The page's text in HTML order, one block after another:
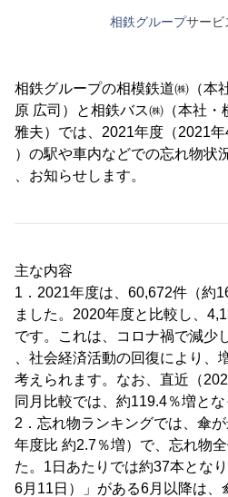
相鉄グループサービ
相鉄グループの相模鉄道㈱（本
原 広司）と相鉄バス㈱（本社
雅夫）では、2021年度（2021
）の駅や車内などでの忘れ物状
、お知らせします。
主な内容
1．2021年度は、60,672件（約
ました。2020年度と比較し、
です。これは、コロナ禍で減少
、社会経済活動の回復により、
考えられます。なお、直近（
同月比較では、約119.4％増とな
2．忘れ物ランキングでは、傘
年度比 約2.7％増）で、忘れ物
た。1日あたりでは約37本とな
6月11日）」がある6月以降は、